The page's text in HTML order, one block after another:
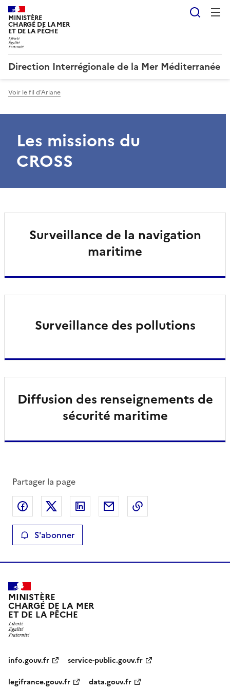
MINISTÈRE
CHARGÉ DE LA MER
ET DE LA PÊCHE
Direction Interrégionale de la Mer Méditerranée
Voir le fil d'Ariane
Les missions du
CROSS
Surveillance de la navigation
maritime
Surveillance des pollutions
Diffusion des renseignements de
sécurité maritime
Partager la page
Partager sur Facebook
Partager sur XPartager sur LinkedIn
Partager par email
S'abonner
MINISTÈRE
CHARGÉ DE LA MER
ET DE LA PÊCHE
info.gouv.fr
service-public.gouv.fr
legifrance.gouv.fr
data.gouv.fr